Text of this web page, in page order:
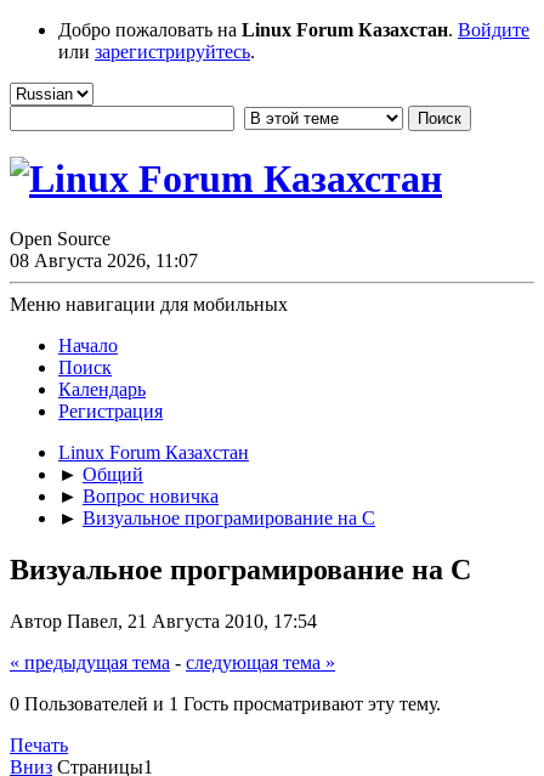
Добро пожаловать на Linux Forum Казахстан. Войдите
или зарегистрируйтесь.
Open Source
08 Августа 2026, 11:07
Меню навигации для мобильных
Начало
Поиск
Календарь
Регистрация
Linux Forum Казахстан
► Общий
► Вопрос новичка
► Визуальное програмирование на C
Визуальное програмирование на C
Автор Павел, 21 Августа 2010, 17:54
« предыдущая тема - следующая тема »
0 Пользователей и 1 Гость просматривают эту тему.
Печать
Вниз Страницы1